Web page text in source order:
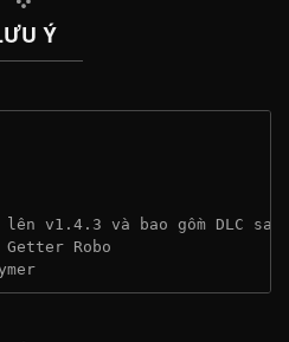
Ý
v1.4.3 và bao gồm DLC
Robo